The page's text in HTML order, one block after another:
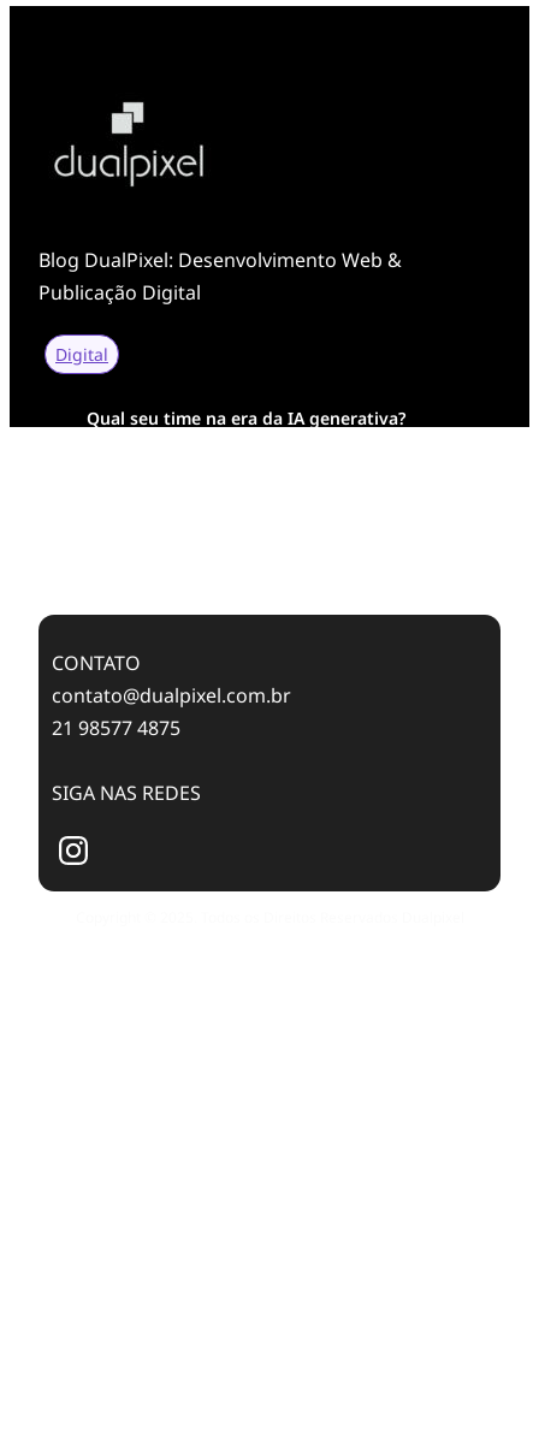
Blog DualPixel: Desenvolvimento Web &
Publicação Digital
Digital
Qual seu time na era da IA generativa?
CONTATO
contato@dualpixel.com.br
21 98577 4875
SIGA NAS REDES